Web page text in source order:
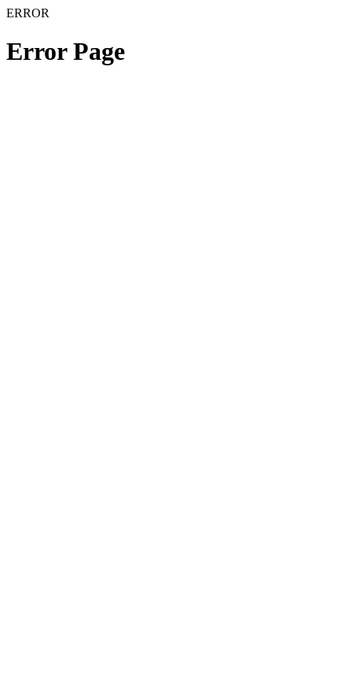
ERROR
Error Page